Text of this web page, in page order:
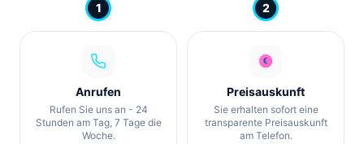
1
Anrufen
Rufen Sie uns an - 24
Stunden am Tag, 7 Tage die
Woche.
2
Preisauskunft
Sie erhalten sofort eine
transparente Preisauskunft
am Telefon.